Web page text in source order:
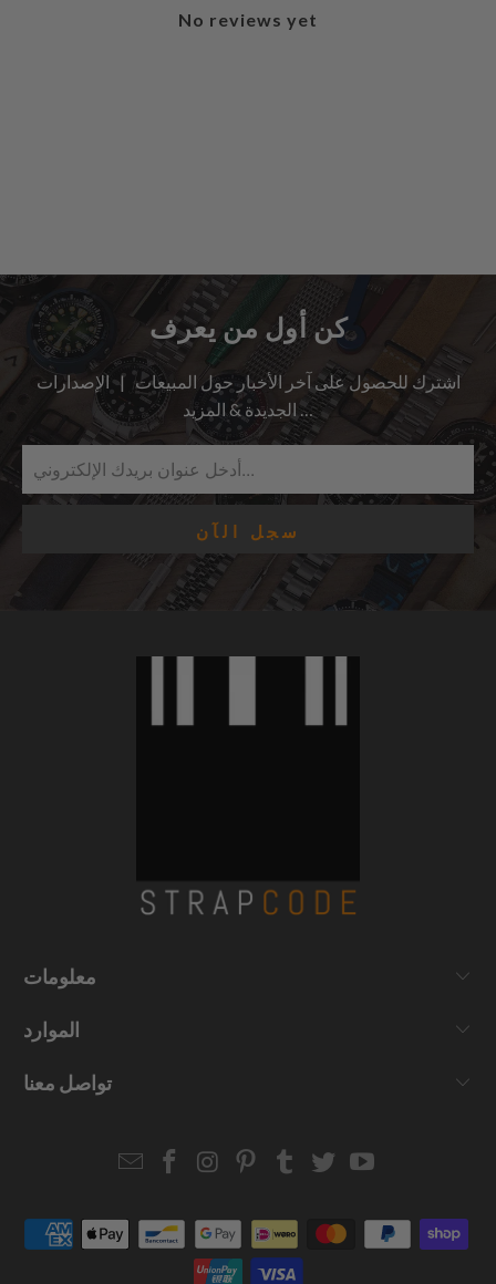
No reviews yet
كن أول من يعرف
اشترك للحصول على آخر الأخبار حول المبيعات | الإصدارات
الجديدة & المزيد …
معلومات
الموارد
تواصل معنا
EmailStrapcode
Facebook
Strapcode
Instagram
Strapcode
Pinterest
Strapcode
Tumblr
Strapcode
TwitterYouTube